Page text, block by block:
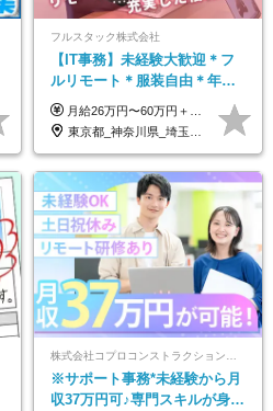
フルスタック株式会社
【IT事務】未経験大歓迎＊フ
ルリモート＊服装自由＊年休
125日以上＊残業なし＊月給26
万円以上
月給26万円〜60万円＋諸手当＋インセンティブ（２種）＋賞与 ★Point 設立から9ヶ月で全社員2万円の昇給実績 ※成果はしっかりと還元いたします！ ★Point 100％年収UPでの待遇提示も可能！ ※経験者であれば、100％年収アップも実現可能です。 ※試用期間最大2ヶ月/月給22万円〜
東京都_神奈川県_埼玉県_千葉県_茨城県
※サポート事務*未経験から月
収37万円可♪専門スキルが身に